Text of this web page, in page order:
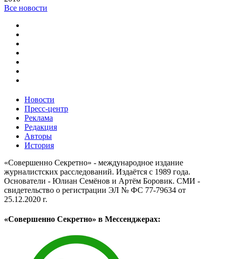
Все новости
Новости
Пресс-центр
Реклама
Редакция
Авторы
История
«Совершенно Секретно» - международное издание
журналистских расследований. Издаётся с 1989 года.
Основатели - Юлиан Семёнов и Артём Боровик. CМИ -
свидетельство о регистрации ЭЛ № ФС 77-79634 от
25.12.2020 г.
«Совершенно Секретно» в Мессенджерах: